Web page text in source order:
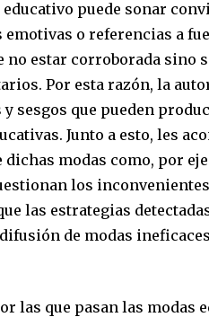
puede sonar
o referencias a
no estar corroborada sino
Por esta razón, la
sesgos que pueden
Junto a esto, les
modas como, por
los
las estrategias
de modas
las que pasan las modas